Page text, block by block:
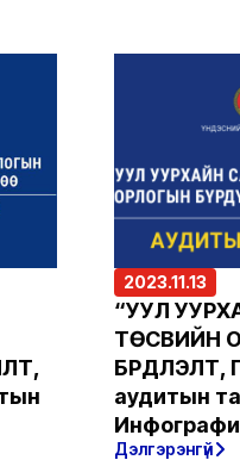
2023.11.13
“УУЛ
ТӨСВИЙН
аудитын
Дэлгэрэнгүй